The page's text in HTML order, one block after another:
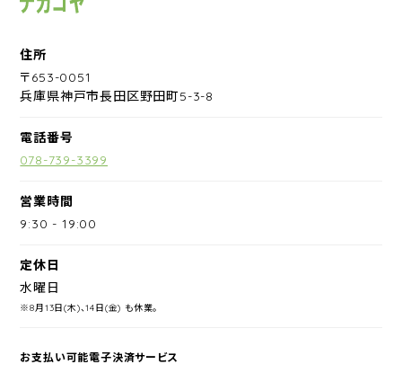
住所
〒653-0051
兵庫県神戸市長田区野田町5-3-8
電話番号
078-739-3399
営業時間
9:30 -19:00
定休日
水曜日
※8月13日(木)、14日(金) も休業。
お支払い可能電子決済サービス